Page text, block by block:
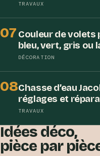
TRAVAUX
07 Couleur de volets
bleu, vert, gris ou
DÉCORATION
08Chasse d’eau
réglages et
TRAVAUX
Idées déco,
pièce par